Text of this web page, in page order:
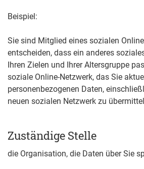
Beispiel:
Sie sind Mitglied eines sozialen
entscheiden, dass ein anderes
Ihren Zielen und Ihrer Altersgruppe
soziale Online-Netzwerk, das Sie
personenbezogenen Daten,
neuen sozialen Netzwerk zu
Zuständige Stelle
die Organisation, die Daten über Sie